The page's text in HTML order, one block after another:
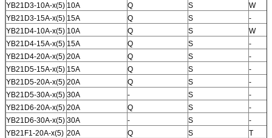
YB21D3-10A-x(5) 10A Q S
W
YB21D3-15A-x(5) 15A Q S
-
YB21D4-10A-x(5) 10A Q S
W
YB21D4-15A-x(5) 15A Q S
-
YB21D4-20A-x(5) 20A Q S
-
YB21D5-15A-x(5) 15A Q S
-
YB21D5-20A-x(5) 20A Q S
-
YB21D5-30A-x(5) 30A - S
-
YB21D6-20A-x(5) 20A Q S
-
YB21D6-30A-x(5) 30A - S
-
YB21F1-20A-x(5) 20A Q S
T